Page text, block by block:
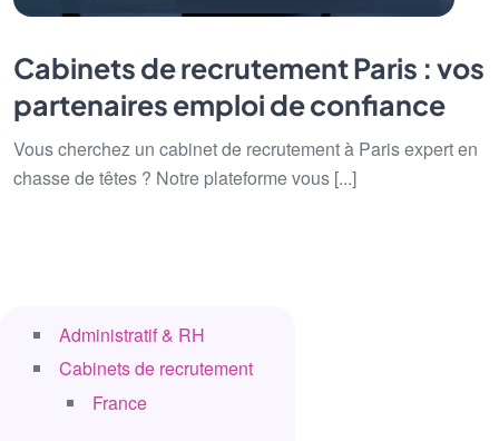
Administratif & RH
Cabinets de recrutement
France
Cabinets de recrutement Paris : vos
partenaires emploi de confiance
Vous cherchez un cabinet de recrutement à Paris expert en
chasse de têtes ? Notre plateforme vous [...]